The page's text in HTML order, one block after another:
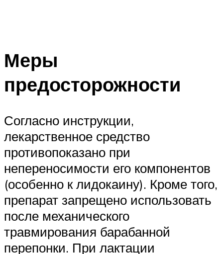
Меры
предосторожности
Согласно инструкции,
лекарственное средство
противопоказано при
непереносимости его компонентов
(особенно к лидокаину). Кроме того,
препарат запрещено использовать
после механического
травмирования барабанной
перепонки. При лактации